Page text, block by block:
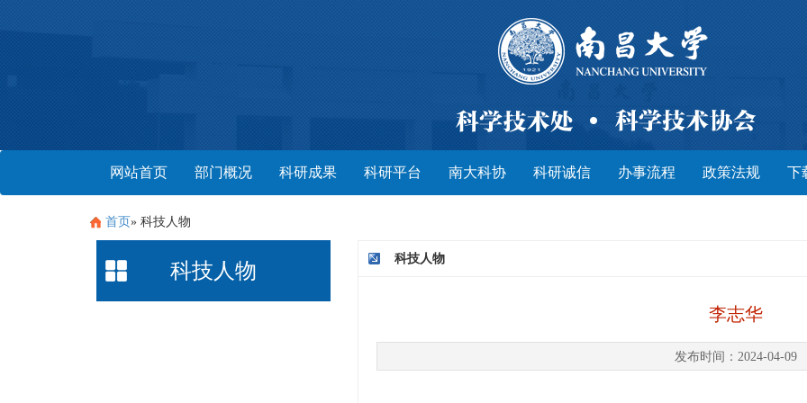
网站首页 部门概况 科研成果 科研平台 南大科协 科研诚信 办事流程 政策法规 下
首页» 科技人物
科技人物
科技人物
李志华
发布时间：2024-04-09